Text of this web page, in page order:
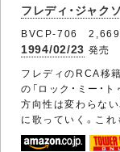
フレディ・ジャク
BVCP-706 2,669
1994/02/23 発売
フレディのRCA移
の「ロック・ミー・
方向性は変わらな
に歌っていく。こ